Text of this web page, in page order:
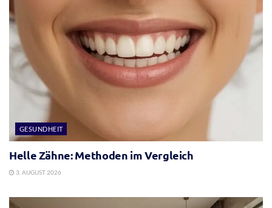
GESUNDHEIT
Helle Zähne: Methoden im Vergleich
3. AUGUST 2026